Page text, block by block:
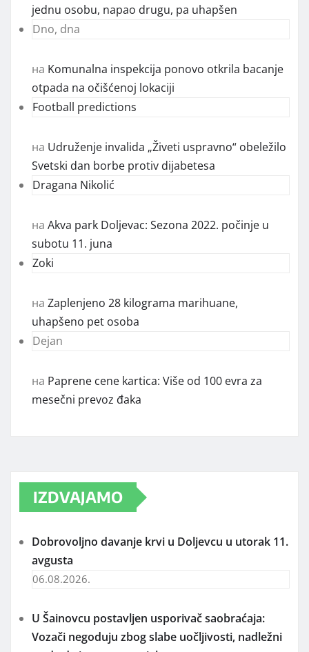
jednu osobu, napao drugu, pa uhapšen
Dno, dna
на Komunalna inspekcija ponovo otkrila bacanje
otpada na očišćenoj lokaciji
Football predictions
на Udruženje invalida „Živeti uspravno“ obeležilo
Svetski dan borbe protiv dijabetesa
Dragana Nikolić
на Akva park Doljevac: Sezona 2022. počinje u
subotu 11. juna
Zoki
на Zaplenjeno 28 kilograma marihuane,
uhapšeno pet osoba
Dejan
на Paprene cene kartica: Više od 100 evra za
mesečni prevoz đaka
IZDVAJAMO
Dobrovoljno davanje krvi u Doljevcu u utorak 11.
avgusta
06.08.2026.
U Šainovcu postavljen usporivač saobraćaja:
Vozači negoduju zbog slabe uočljivosti, nadležni